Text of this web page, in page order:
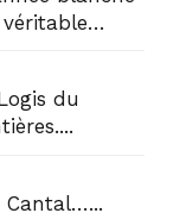
du
Cantal…...